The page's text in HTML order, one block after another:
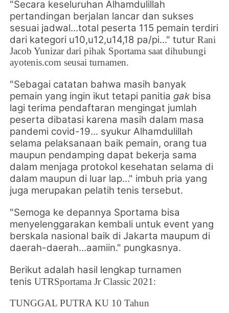
"Secara keseluruhan Alhamdulillah
pertandingan berjalan lancar dan sukses
sesuai jadwal...total peserta 115 pemain terdiri
dari kategori u10,u12,u14,18 pa/pi..." tuturRani
Jacob Yunizar dari pihak Sportama saat dihubungi
ayotenis.com seusai turnamen.
"Sebagai catatan bahwa masih banyak
pemain yang ingin ikut tetapi panitia gak bisa
lagi terima pendaftaran mengingat jumlah
peserta dibatasi karena masih dalam masa
pandemi covid-19... syukur Alhamdulillah
selama pelaksanaan baik pemain, orang tua
maupun pendamping dapat bekerja sama
dalam menjaga protokol kesehatan selama di
dalam maupun di luar lap..." imbuh pria yang
juga merupakan pelatih tenis tersebut.
"Semoga ke depannya Sportama bisa
menyelenggarakan kembali untuk event yang
berskala nasional baik di Jakarta maupum di
daerah-daerah...aamiin." pungkasnya.
Berikut adalah hasil lengkapturnamen
tenisUTRSportama Jr Classic 2021:
TUNGGAL PUTRA KU 10 Tahun